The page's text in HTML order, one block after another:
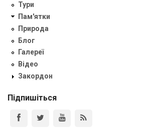
Тури
Пам'ятки
Природа
Блог
Галереї
Відео
Закордон
Підпишіться